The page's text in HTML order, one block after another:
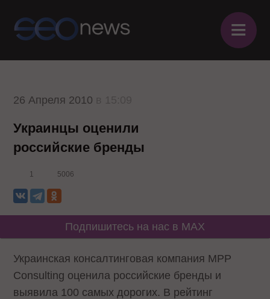
≡
26 Апреля 2010
Украинцы оценили
российские бренды
1 5006
Подпишитесь на нас в MAX
Украинская консалтинговая компания MPP
Consulting оценила российские бренды и
выявила 100 самых дорогих. В рейтинг